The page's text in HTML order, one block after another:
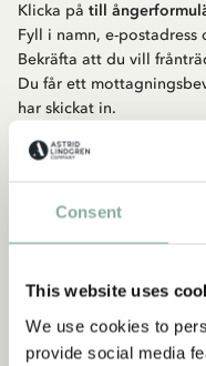
Consent
This website uses
We use cookies to
provide social media
Klicka på till
Fyll i namn, e-postadress
Bekräfta att du vill
Du får ett
har skickat in.
Vi kontrollerar ordern
OM ORDERN INTE HAR
en order som ännu inte
Om ordern inte hinner
försändelsen och
returnera enligt våra